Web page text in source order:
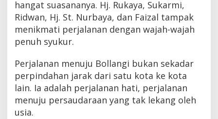
hangat suasananya. Hj. Rukaya, Sukarmi,
Ridwan, Hj. St. Nurbaya, dan Faizal tampak
menikmati perjalanan dengan wajah-wajah
penuh syukur.
Perjalanan menuju Bollangi bukan sekadar
perpindahan jarak dari satu kota ke kota
lain. Ia adalah perjalanan hati, perjalanan
menuju persaudaraan yang tak lekang oleh
usia.